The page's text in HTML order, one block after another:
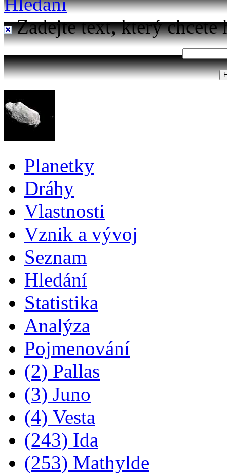
Zadejte text, který chcete
Planetky
Dráhy
Vlastnosti
Vznik a vývoj
Seznam
Hledání
Statistika
Analýza
Pojmenování
(2) Pallas
(3) Juno
(4) Vesta
(243) Ida
(253) Mathylde